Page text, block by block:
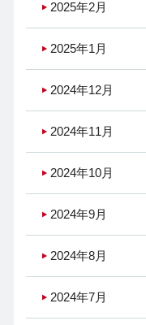
2025年2月
2025年1月
2024年12月
2024年11月
2024年10月
2024年9月
2024年8月
2024年7月